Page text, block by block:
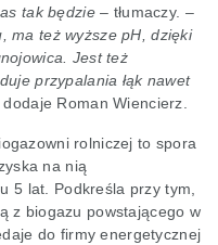
tak będzie– tłumaczy. –
ma też wyższe pH, dzięki
Jest też
przypalania łąk nawet
Roman Wiencierz.
rolniczej to spora
na nią
5 lat. Podkreśla przy tym,
z biogazu powstającego w
do firmy energetycznej